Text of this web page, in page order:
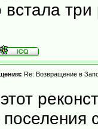
встала
Re: Возвращение в
поселения